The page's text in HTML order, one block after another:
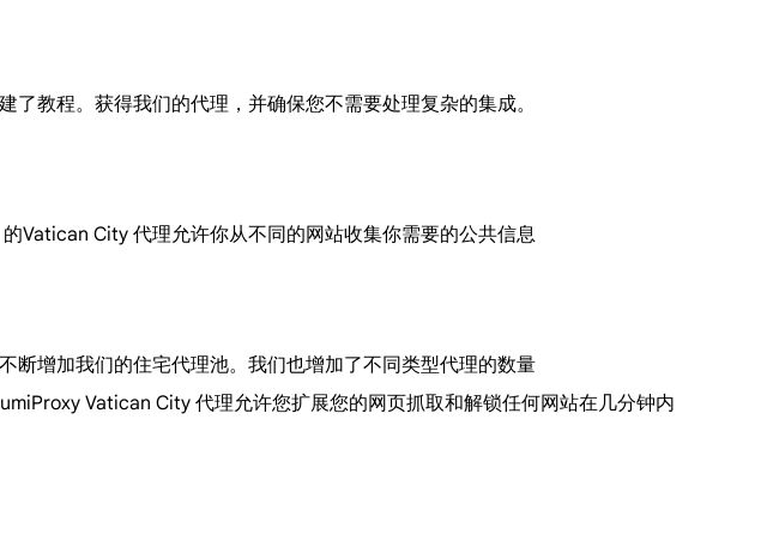
教程。获得我们的代理，并确保您不需要处理复杂的集成。
Vatican City 代理允许你从不同的网站收集你需要的公共信息
断增加我们的住宅代理池。我们也增加了不同类型代理的数量
Vatican City 代理允许您扩展您的网页抓取和解锁任何网站在几分钟内